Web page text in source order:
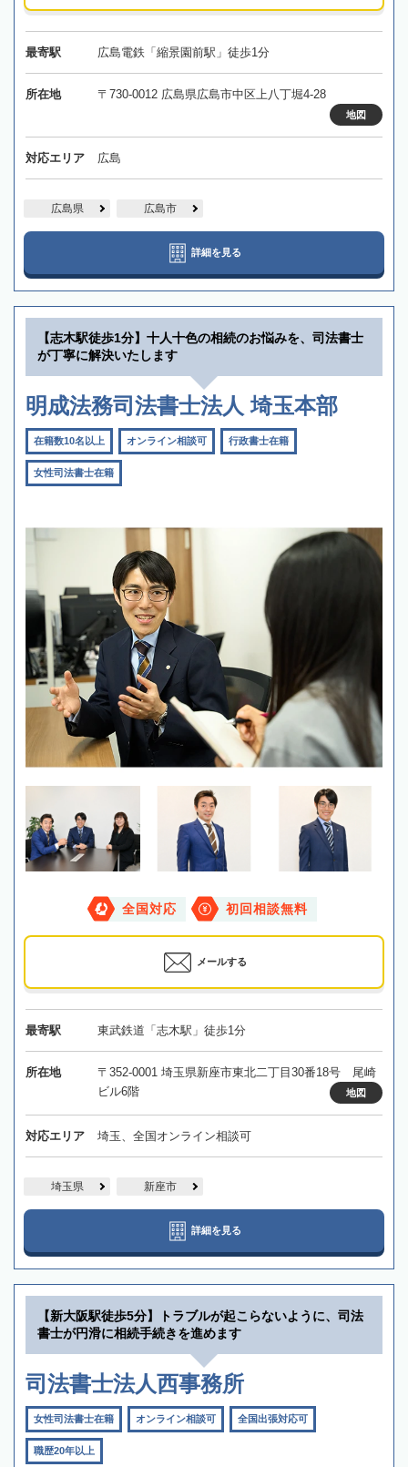
最寄駅 広島電鉄「縮景園前駅」徒歩1分
所在地 〒730-0012 広島県広島市中区上八丁堀4-28
地図
対応エリア 広島
広島県 広島市
詳細を見る
【志木駅徒歩1分】十人十色の相続のお悩みを、司法書士
が丁寧に解決いたします
明成法務司法書士法人 埼玉本部
在籍数10名以上 オンライン相談可 行政書士在籍
女性司法書士在籍
全国対応 初回相談無料
メールする
最寄駅 東武鉄道「志木駅」徒歩1分
所在地
〒352-0001 埼玉県新座市東北二丁目30番18号 尾崎
ビル6階
地図
対応エリア 埼玉、全国オンライン相談可
埼玉県 新座市
詳細を見る
【新大阪駅徒歩5分】トラブルが起こらないように、司法
書士が円滑に相続手続きを進めます
司法書士法人西事務所
女性司法書士在籍 オンライン相談可 全国出張対応可
職歴20年以上